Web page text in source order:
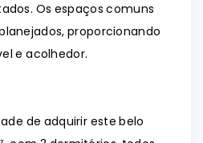
Os espaços comuns
proporcionando
e acolhedor.
de adquirir este belo